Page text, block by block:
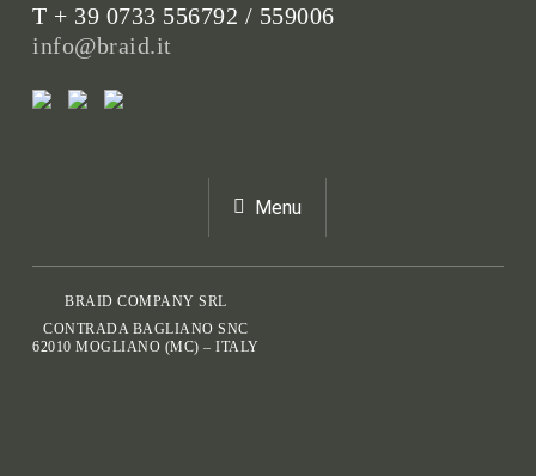
T + 39 0733 556792 / 559006
info@braid.it
Menu
BRAID COMPANY SRL
CONTRADA BAGLIANO SNC
62010 MOGLIANO (MC) – ITALY